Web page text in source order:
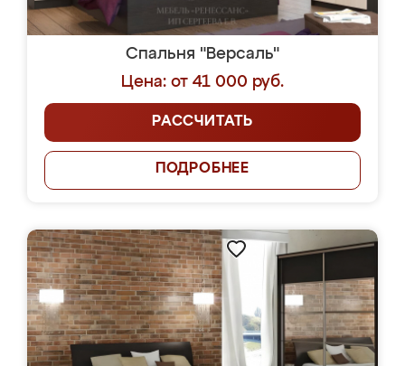
Спальня "Версаль"
Цена: от 41 000 руб.
РАССЧИТАТЬ
ПОДРОБНЕЕ